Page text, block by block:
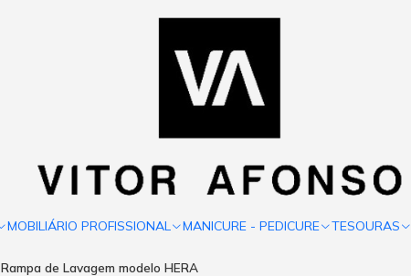
MOBILIÁRIO PROFISSIONAL MANICURE - PEDICURE TESOURAS
Rampa de Lavagem modelo HERA